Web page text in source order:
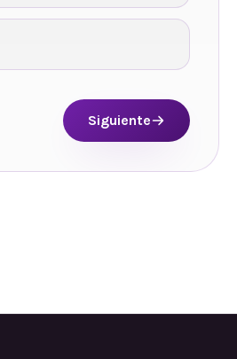
Siguiente